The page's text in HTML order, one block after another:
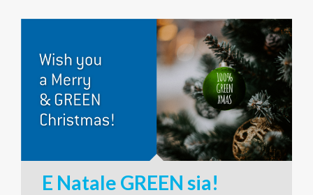
E Natale GREEN sia!